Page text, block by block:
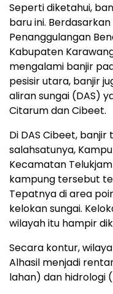
Seperti diketahui,
baru ini.
Penanggulangan
Kabupaten
mengalami banjir
pesisir utara, banjir
aliran sungai (DAS)
Citarum dan Cibeet.
Di DAS Cibeet,
salahsatunya,
Kecamatan
kampung tersebut
Tepatnya di area
kelokan sungai.
wilayah itu hampir
Secara kontur,
Alhasil menjadi
lahan) dan hidrologi